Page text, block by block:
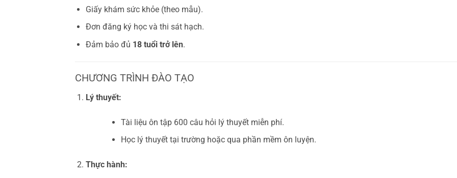
Giấy khám sức khỏe (theo mẫu).
Đơn đăng ký học và thi sát hạch.
Đảm bảo đủ 18 tuổi trở lên.
CHƯƠNG TRÌNH ĐÀO TẠO
Lý thuyết:
Tài liệu ôn tập 600 câu hỏi lý thuyết miễn phí.
Học lý thuyết tại trường hoặc qua phần mềm ôn luyện.
Thực hành: